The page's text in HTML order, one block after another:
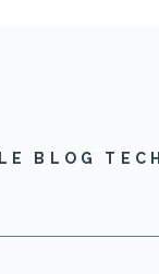
LE BLOG TECH